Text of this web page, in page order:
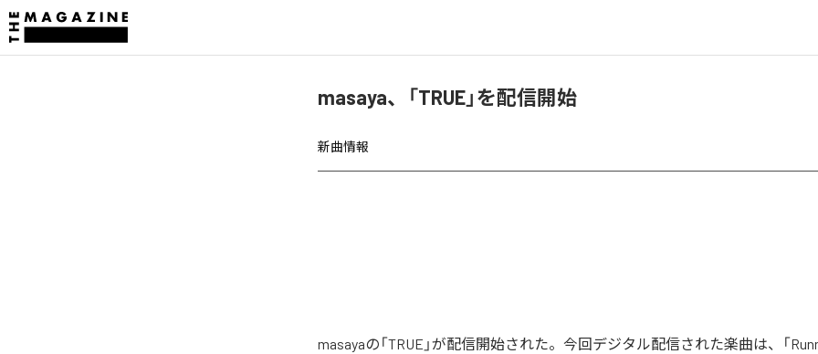
masaya、「TRUE」を配信開始
新曲情報
masayaの「TRUE」が配信開始された。今回デジタル配信された楽曲は、「